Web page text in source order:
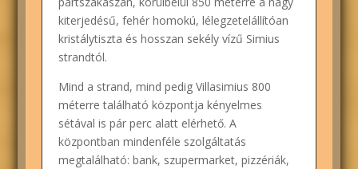
kiterjedésű, fehér homokú, lélegzetelállítóan
kristálytiszta és hosszan sekély vízű Simius
strandtól.
Mind a strand, mind pedig Villasimius 800
méterre található központja kényelmes
sétával is pár perc alatt elérhető. A
központban mindenféle szolgáltatás
megtalálható: bank, szupermarket, pizzériák,